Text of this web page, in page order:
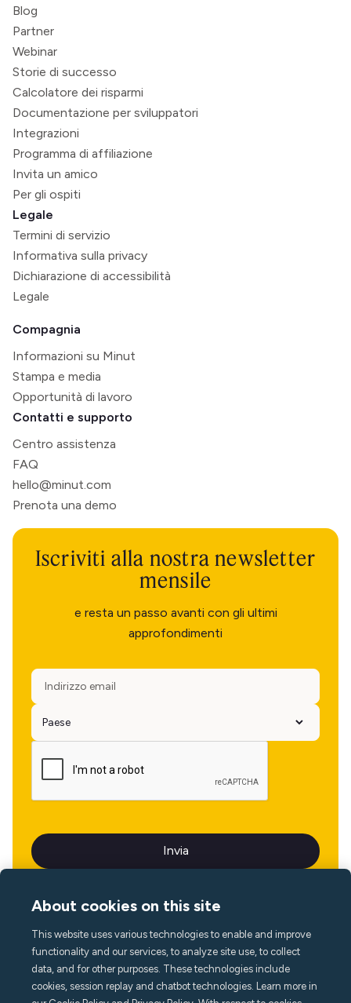
Blog
Partner
Webinar
Storie di successo
Calcolatore dei risparmi
Documentazione per sviluppatori
Integrazioni
Programma di affiliazione
Invita un amico
Per gli ospiti
Legale
Termini di servizio
Informativa sulla privacy
Dichiarazione di accessibilità
Legale
Compagnia
Informazioni su Minut
Stampa e media
Opportunità di lavoro
Contatti e supporto
Centro assistenza
FAQ
hello@minut.com
Prenota una demo
Iscriviti alla nostra newsletter
mensile
e resta un passo avanti con gli ultimi
approfondimenti
Lingua
About cookies on this site
This website uses various technologies to enable and improve
functionality and our services, to analyze site use, to collect
data, and for other purposes. These technologies include
cookies, session replay and chatbot technologies. Learn more in